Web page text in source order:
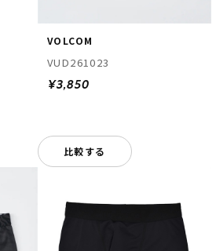
VOLCOM
VUD261023
¥3,850
比較する